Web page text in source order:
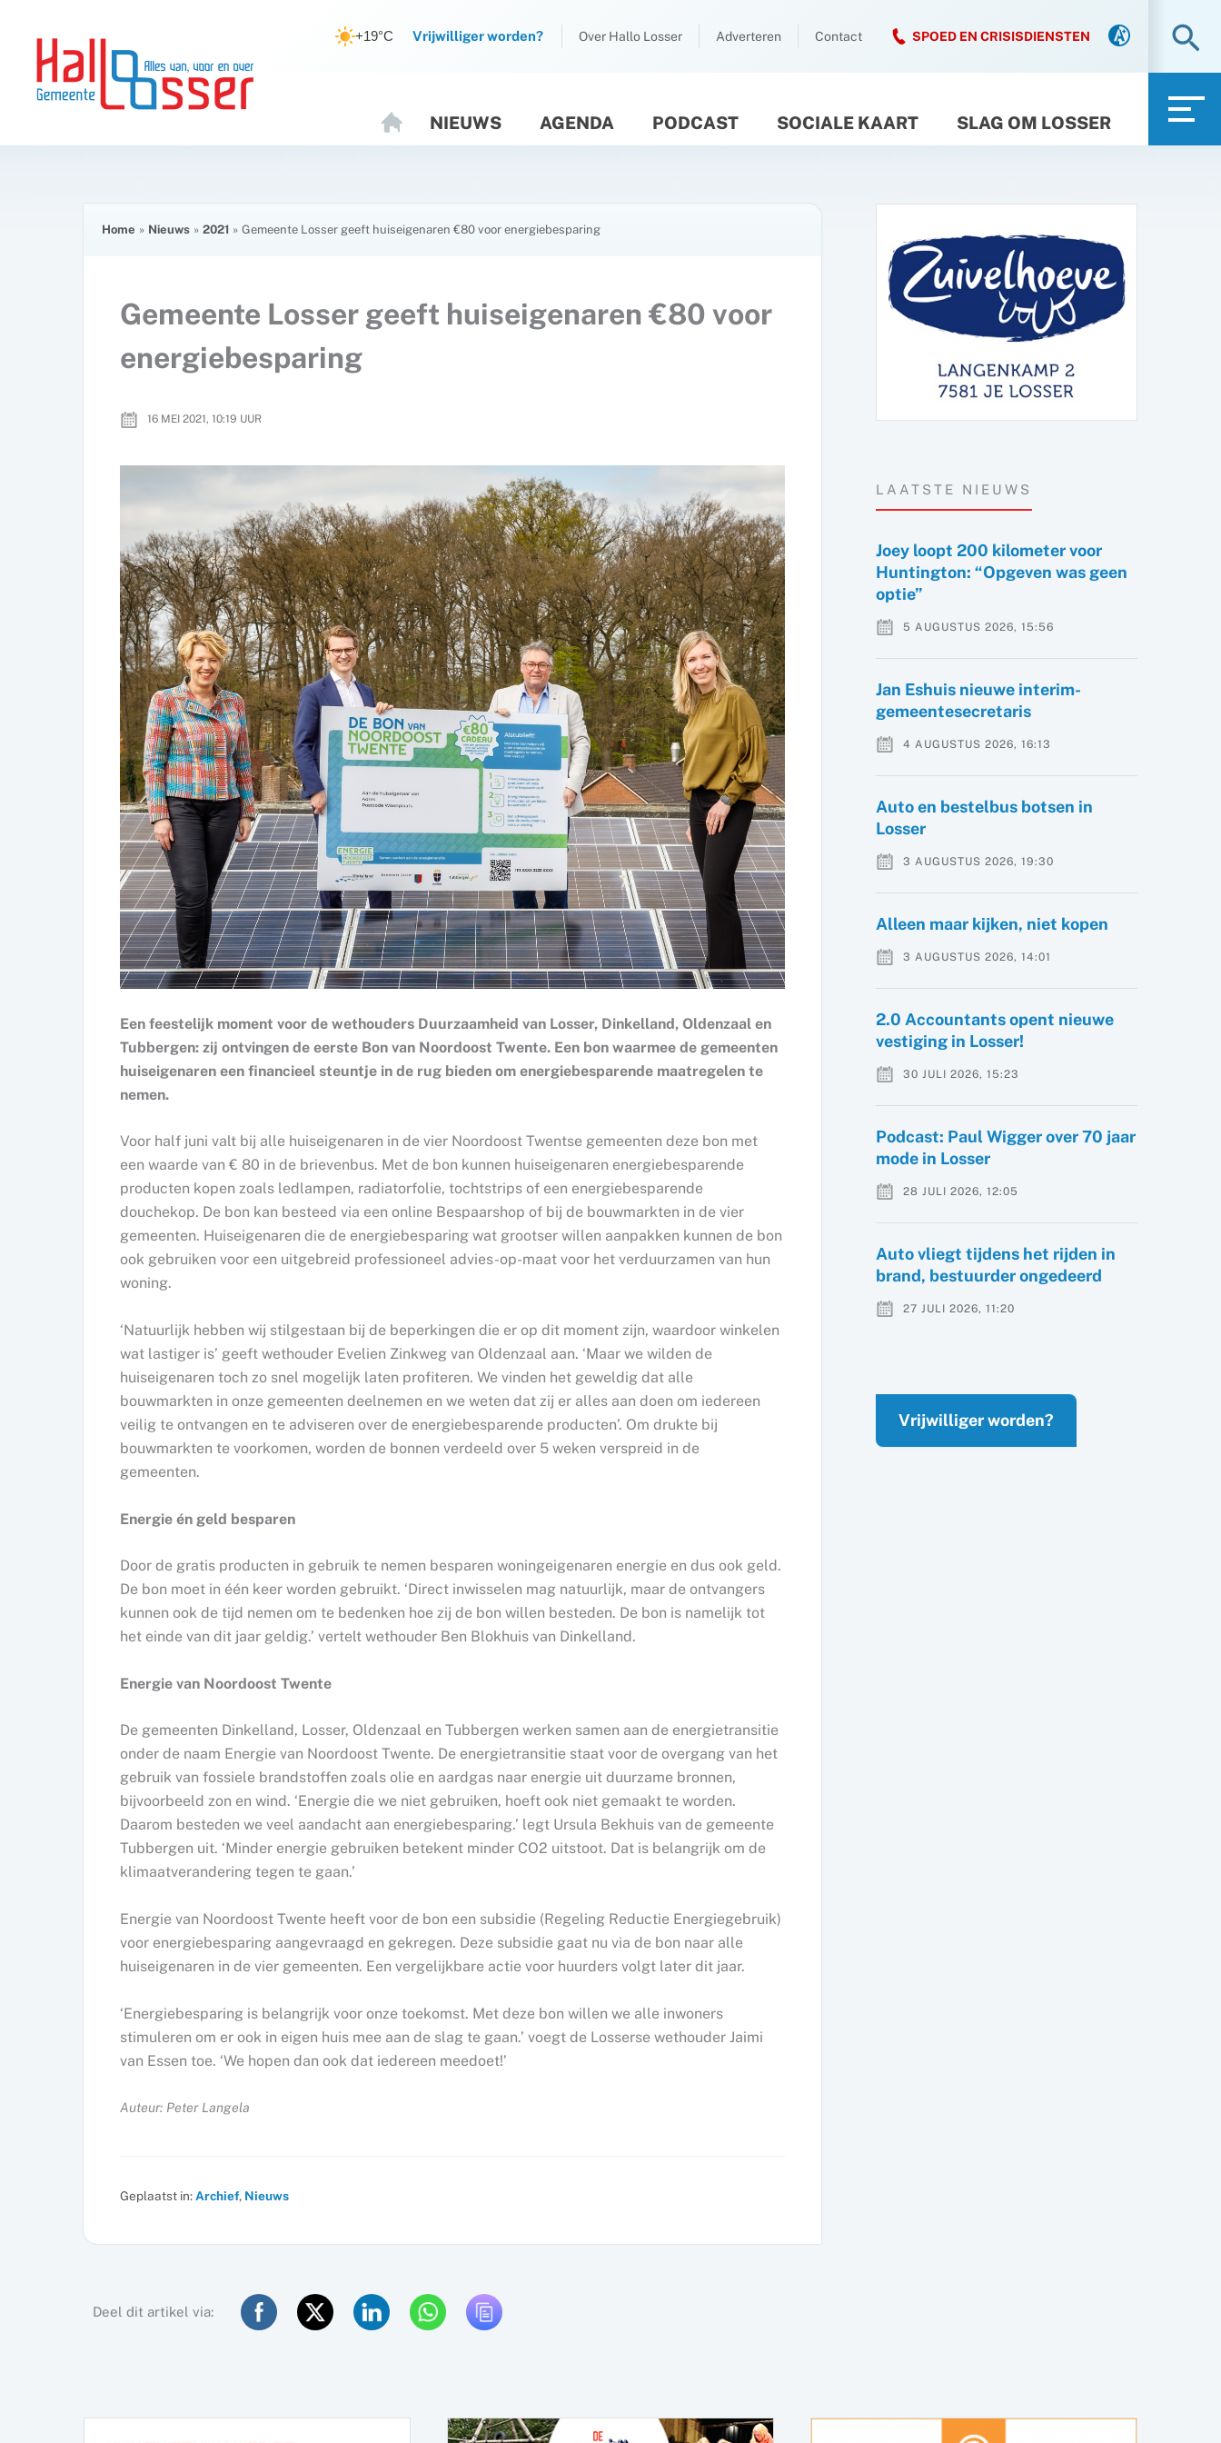
inhoud
inhoud
+19°C Vrijwilliger worden? Over Hallo Losser Adverteren Contact SPOED EN CRISISDIENSTEN
O
M
NIEUWS AGENDA PODCAST SOCIALE KAART SLAG OM LOSSER
Home Nieuws 2021 Gemeente Losser geeft huiseigenaren €80 voor energiebesparing
Gemeente Losser geeft huiseigenaren €80 voor
energiebesparing
16 MEI 2021, 10:19 UUR
Een feestelijk moment voor de wethouders Duurzaamheid van Losser, Dinkelland, Oldenzaal en
Tubbergen: zij ontvingen de eerste Bon van Noordoost Twente. Een bon waarmee de gemeenten
huiseigenaren een financieel steuntje in de rug bieden om energiebesparende maatregelen te
nemen.
Voor half juni valt bij alle huiseigenaren in de vier Noordoost Twentse gemeenten deze bon met
een waarde van € 80 in de brievenbus. Met de bon kunnen huiseigenaren energiebesparende
producten kopen zoals ledlampen, radiatorfolie, tochtstrips of een energiebesparende
douchekop. De bon kan besteed via een online Bespaarshop of bij de bouwmarkten in de vier
gemeenten. Huiseigenaren die de energiebesparing wat grootser willen aanpakken kunnen de bon
ook gebruiken voor een uitgebreid professioneel advies-op-maat voor het verduurzamen van hun
woning.
‘Natuurlijk hebben wij stilgestaan bij de beperkingen die er op dit moment zijn, waardoor winkelen
wat lastiger is’ geeft wethouder Evelien Zinkweg van Oldenzaal aan. ‘Maar we wilden de
huiseigenaren toch zo snel mogelijk laten profiteren. We vinden het geweldig dat alle
bouwmarkten in onze gemeenten deelnemen en we weten dat zij er alles aan doen om iedereen
veilig te ontvangen en te adviseren over de energiebesparende producten’. Om drukte bij
bouwmarkten te voorkomen, worden de bonnen verdeeld over 5 weken verspreid in de
gemeenten.
Energie én geld besparen
Door de gratis producten in gebruik te nemen besparen woningeigenaren energie en dus ook geld.
De bon moet in één keer worden gebruikt. ‘Direct inwisselen mag natuurlijk, maar de ontvangers
kunnen ook de tijd nemen om te bedenken hoe zij de bon willen besteden. De bon is namelijk tot
het einde van dit jaar geldig.’ vertelt wethouder Ben Blokhuis van Dinkelland.
Energie van Noordoost Twente
De gemeenten Dinkelland, Losser, Oldenzaal en Tubbergen werken samen aan de energietransitie
onder de naam Energie van Noordoost Twente. De energietransitie staat voor de overgang van het
gebruik van fossiele brandstoffen zoals olie en aardgas naar energie uit duurzame bronnen,
bijvoorbeeld zon en wind. ‘Energie die we niet gebruiken, hoeft ook niet gemaakt te worden.
Daarom besteden we veel aandacht aan energiebesparing.’ legt Ursula Bekhuis van de gemeente
Tubbergen uit. ‘Minder energie gebruiken betekent minder CO2 uitstoot. Dat is belangrijk om de
klimaatverandering tegen te gaan.’
Energie van Noordoost Twente heeft voor de bon een subsidie (Regeling Reductie Energiegebruik)
voor energiebesparing aangevraagd en gekregen. Deze subsidie gaat nu via de bon naar alle
huiseigenaren in de vier gemeenten. Een vergelijkbare actie voor huurders volgt later dit jaar.
‘Energiebesparing is belangrijk voor onze toekomst. Met deze bon willen we alle inwoners
stimuleren om er ook in eigen huis mee aan de slag te gaan.’ voegt de Losserse wethouder Jaimi
van Essen toe. ‘We hopen dan ook dat iedereen meedoet!’
Auteur: Peter Langela
Geplaatst in: Archief, Nieuws
Deel dit artikel via:
LAATSTE NIEUWS
Joey loopt 200 kilometer voor
Huntington: “Opgeven was geen
optie”
5 AUGUSTUS 2026, 15:56
Jan Eshuis nieuwe interim-
gemeentesecretaris
4 AUGUSTUS 2026, 16:13
Auto en bestelbus botsen in
Losser
3 AUGUSTUS 2026, 19:30
Alleen maar kijken, niet kopen
3 AUGUSTUS 2026, 14:01
2.0 Accountants opent nieuwe
vestiging in Losser!
30 JULI 2026, 15:23
Podcast: Paul Wigger over 70 jaar
mode in Losser
28 JULI 2026, 12:05
Auto vliegt tijdens het rijden in
brand, bestuurder ongedeerd
27 JULI 2026, 11:20
Vrijwilliger worden?